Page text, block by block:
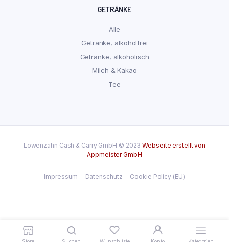
GETRÄNKE
Alle
Getränke, alkoholfrei
Getränke, alkoholisch
Milch & Kakao
Tee
Löwenzahn Cash & Carry GmbH © 2023Webseite erstellt von
Appmeister GmbH
Impressum Datenschutz Cookie Policy (EU)